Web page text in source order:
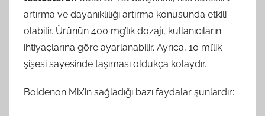
artırma ve dayanıklılığı artırma konusunda etkili
olabilir. Ürünün 400 mg’lık dozajı, kullanıcıların
ihtiyaçlarına göre ayarlanabilir. Ayrıca, 10 ml’lik
şişesi sayesinde taşıması oldukça kolaydır.
Boldenon Mix’in sağladığı bazı faydalar şunlardır: